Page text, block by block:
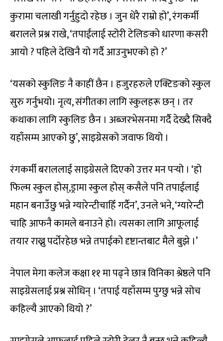
कुरामा चलाखी गर्नुहुदो रहेछ । जुन धेरै राम्रो हो’, रंगकर्मी
बरालले प्रश्न राखे, ‘तपाईंलाई स्टोरी टेलिङको धारणा कसरी
आयो ? पहिले देखिनै यो गर्दै आउनुभएको हो ?’
‘यसको स्कुलिङ नै काहीं छैन । हजुरहरुले एक्टिङको स्कुल
सुरु गर्नुभयो। नृत्य, संगीतका लागि स्कुलहरू छन् । तर
कथाका लागि स्कुलिङ छैन । अब्जरभेसनमा गर्दै देख्दै सिक्दै
यहाँसम्म आएको छु’, साइग्रेसको जवाफ थियो ।
रंगकर्मी बराललाई साइग्रेसले दिएको उत्तर मन पर्‍यो । ‘हो
फिल्म स्कुल होस्,ड्रामा स्कुल होस् कसैले पनि तपाईलाई
महान बनाउँछु भन्ने ग्यारेन्टीचाहिँ गर्दैन’, उनले भने, ‘ग्यारेन्टी
चाहि आफनै कामले बनाउने हो। त्यसका लागि आफूलाई
तयार राख्नु पर्दोरहेछ भन्ने तपाईको दृष्टान्तबाट मैले बुझे ।’
नेपाल मेगा कलेज कक्षा ११ मा पढ्ने छात्र विनिका श्रेष्ठले पनि
साइग्रेसलाई प्रश्न सोधिन् । ‘तपाई यहाँसम्म पुग्छु भन्ने सोच
कहिल्यै आएको थियो ?’